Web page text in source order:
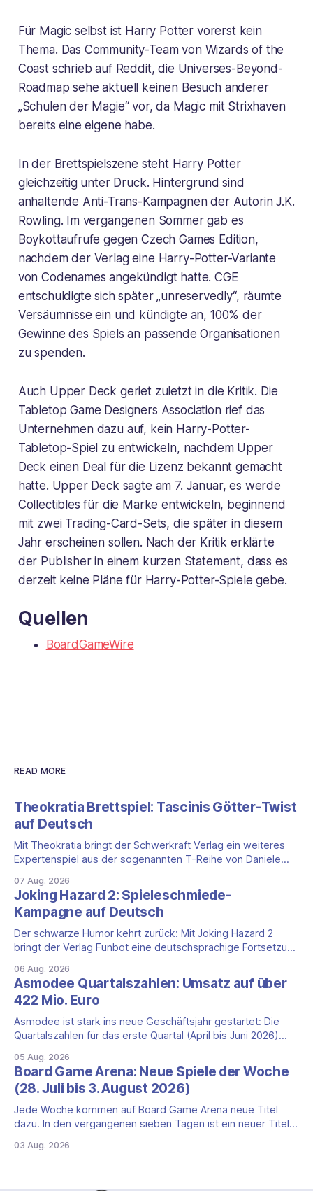
Für Magic selbst ist Harry Potter vorerst kein
Thema. Das Community-Team von Wizards of the
Coast schrieb auf Reddit, die Universes-Beyond-
Roadmap sehe aktuell keinen Besuch anderer
„Schulen der Magie“ vor, da Magic mit Strixhaven
bereits eine eigene habe.
In der Brettspielszene steht Harry Potter
gleichzeitig unter Druck. Hintergrund sind
anhaltende Anti-Trans-Kampagnen der Autorin J.K.
Rowling. Im vergangenen Sommer gab es
Boykottaufrufe gegen Czech Games Edition,
nachdem der Verlag eine Harry-Potter-Variante
von Codenames angekündigt hatte. CGE
entschuldigte sich später „unreservedly“, räumte
Versäumnisse ein und kündigte an, 100% der
Gewinne des Spiels an passende Organisationen
zu spenden.
Auch Upper Deck geriet zuletzt in die Kritik. Die
Tabletop Game Designers Association rief das
Unternehmen dazu auf, kein Harry-Potter-
Tabletop-Spiel zu entwickeln, nachdem Upper
Deck einen Deal für die Lizenz bekannt gemacht
hatte. Upper Deck sagte am 7. Januar, es werde
Collectibles für die Marke entwickeln, beginnend
mit zwei Trading-Card-Sets, die später in diesem
Jahr erscheinen sollen. Nach der Kritik erklärte
der Publisher in einem kurzen Statement, dass es
derzeit keine Pläne für Harry-Potter-Spiele gebe.
Quellen
BoardGameWire
READ MORE
Theokratia Brettspiel: Tascinis Götter-Twist
auf Deutsch
Mit Theokratia bringt der Schwerkraft Verlag ein weiteres
Expertenspiel aus der sogenannten T-Reihe von Daniele
Tekhenu und Tzolk'in gehören. Der Aufhänger ist ein
ungewöhnlicher Perspektivwechsel: Sie steuern nicht die
eigene Zivilisation, sondern eine hochentwickelte
außerirdische Gottheit, die vier
07 Aug. 2026
Joking Hazard 2: Spieleschmiede-
Kampagne auf Deutsch
Der schwarze Humor kehrt zurück: Mit Joking Hazard 2
bringt der Verlag Funbot eine deutschsprachige Fortsetzung
Happiness (Explosm) auf die Spieleschmiede. Wir ordnen
ein, was die Kampagne unter dem Motto „Die fiesen
Comics sind zurück!" bietet und wo sie schweigt.
06 Aug. 2026
Asmodee Quartalszahlen: Umsatz auf über
422 Mio. Euro
Asmodee ist stark ins neue Geschäftsjahr gestartet: Die
Quartalszahlen für das erste Quartal (April bis Juni 2026)
Prozent auf 422,1 Millionen Euro. Getragen wird das
Wachstum weiter von den Sammelkartenspielen, doch
erstmals seit Monaten zeigt auch das klassische
Brettspielgeschäft wieder
05 Aug. 2026
Board Game Arena: Neue Spiele der Woche
(28. Juli bis 3. August 2026)
Jede Woche kommen auf Board Game Arena neue Titel
dazu. In den vergangenen sieben Tagen ist ein neuer Titel
bekanntesten kooperativen Zombiespiele. Wir stellen dir
03 Aug. 2026